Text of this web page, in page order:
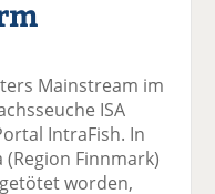
F
ac
e
b
o
tt
er
n
Li
n
k
e
di
E
m
ai
l
v
ck
Mainstream im
ISA
IntraFish. In
Finnmark)
worden,